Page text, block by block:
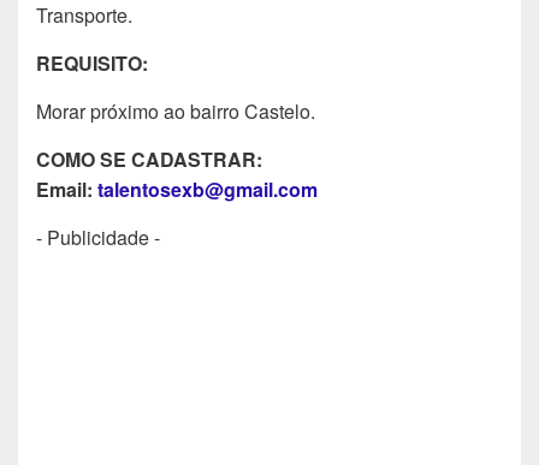
Transporte.
REQUISITO:
Morar próximo ao bairro Castelo.
COMO SE CADASTRAR:
Email: talentosexb@gmail.com
- Publicidade -